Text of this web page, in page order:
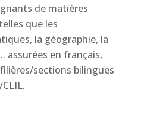
de matières
que les
la géographie, la
assurées en français,
sections bilingues